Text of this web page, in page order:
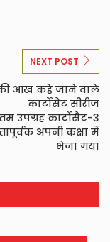
NEXT POST
आंख कहे जाने वाले
कार्टोसैट सीरीज
उपग्रह कार्टोसैट-3
अपनी कक्षा में
भेजा गया